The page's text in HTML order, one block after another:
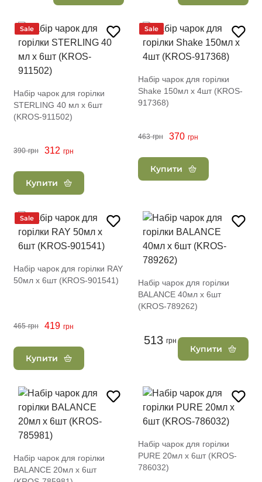
Sale
Набір чарок для горілки
STERLING 40 мл х 6шт
(KROS-911502)
390 грн 312 грн
Купити
Sale
Набір чарок для горілки
Shake 150мл х 4шт (KROS-
917368)
463 грн 370 грн
Купити
Sale
Набір чарок для горілки RAY
50мл х 6шт (KROS-901541)
465 грн 419 грн
Купити
Набір чарок для горілки
BALANCE 40мл х 6шт
(KROS-789262)
513 грн
Купити
Набір чарок для горілки
BALANCE 20мл х 6шт
Набір чарок для горілки
PURE 20мл х 6шт (KROS-
786032)